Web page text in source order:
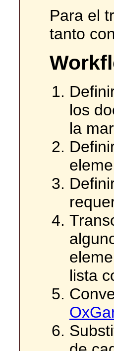
Para el
tanto
los
la
lista